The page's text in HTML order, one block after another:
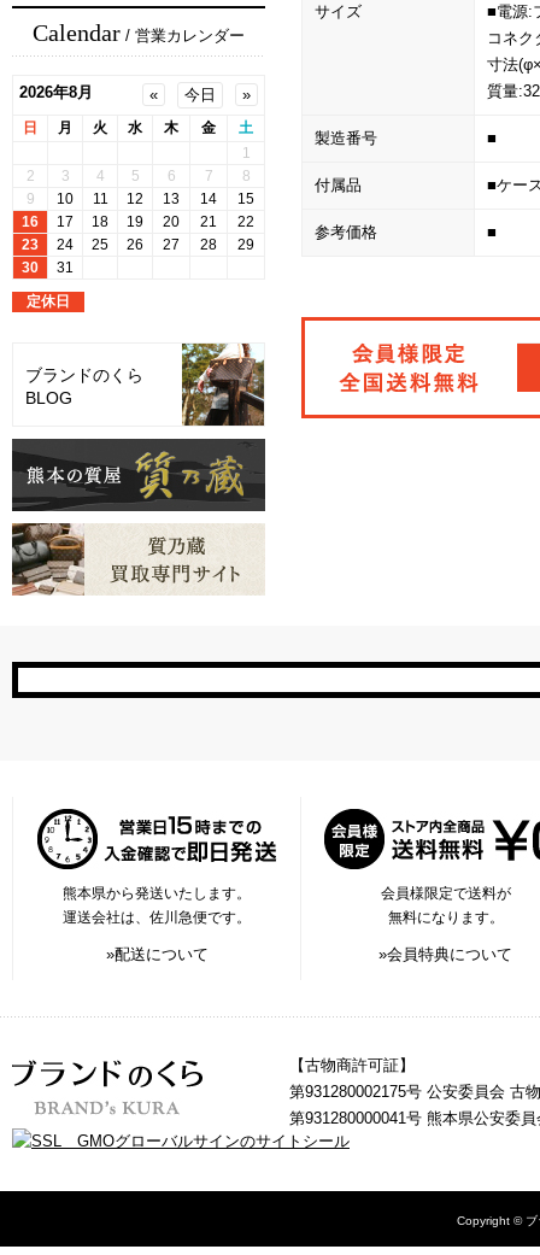
Calendar / 営業カレンダー
ブランドのくら
BLOG
サイズ
■電源:
コネク
寸法
質量
製造番号 ■
付属品 ■ケー
参考価格 ■
熊本県から発送いたします。
運送会社は、佐川急便です。
»配送について
会員様限定で送料が
無料になります。
»会員特典について
【古物商許可証】
第931280002175号 公安委員会 古
第931280000041号 熊本県公安委
Copyright © ブ